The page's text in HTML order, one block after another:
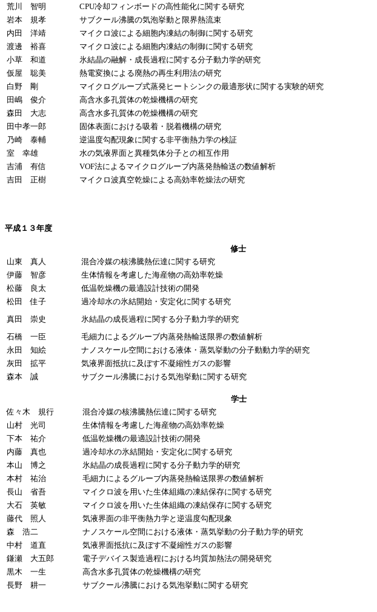
荒川 智明
CPU冷却フィンボードの高性能化に関する研究
岩本 規孝
サブクール沸騰の気泡挙動と限界熱流束
内田 洋靖
マイクロ波による細胞内凍結の制御に関する研究
渡邊 裕喜
マイクロ波による細胞内凍結の制御に関する研究
小草 和道
氷結晶の融解・成長過程に関する分子動力学的研究
仮屋 聡美
熱電変換による廃熱の再生利用法の研究
白野 剛
マイクログルーブ式蒸発ヒートシンクの最適形状に関する実験的研究
田嶋 俊介
高含水多孔質体の乾燥機構の研究
森田 大志
高含水多孔質体の乾燥機構の研究
田中孝一郎
固体表面における吸着・脱着機構の研究
乃崎 泰輔
逆温度勾配現象に関する非平衡熱力学の検証
室 幸雄
水の気液界面と異種気体分子との相互作用
吉浦 有信
VOF法によるマイクログルーブ内蒸発熱輸送の数値解析
吉田 正樹
マイクロ波真空乾燥による高効率乾燥法の研究
平成１３年度
修士
山東 真人
混合冷媒の核沸騰熱伝達に関する研究
伊藤 智彦
生体情報を考慮した海産物の高効率乾燥
松藤 良太
低温乾燥機の最適設計技術の開発
松田 佳子
過冷却水の氷結開始・安定化に関する研究
真田 崇史
氷結晶の成長過程に関する分子動力学的研究
石橋 一臣
毛細力によるグルーブ内蒸発熱輸送限界の数値解析
永田 知絵
ナノスケール空間における液体・蒸気挙動の分子動動力学的研究
灰田 拡平
気液界面抵抗に及ぼす不凝縮性ガスの影響
森本 誠
サブクール沸騰における気泡挙動に関する研究
学士
佐々木 規行
混合冷媒の核沸騰熱伝達に関する研究
山村 光司
生体情報を考慮した海産物の高効率乾燥
下本 祐介
低温乾燥機の最適設計技術の開発
内藤 真也
過冷却水の氷結開始・安定化に関する研究
本山 博之
氷結晶の成長過程に関する分子動力学的研究
本村 祐治
毛細力によるグルーブ内蒸発熱輸送限界の数値解析
長山 省吾
マイクロ波を用いた生体組織の凍結保存に関する研究
大石 英敏
マイクロ波を用いた生体組織の凍結保存に関する研究
藤代 照人
気液界面の非平衡熱力学と逆温度勾配現象
森 浩二
ナノスケール空間における液体・蒸気挙動の分子動力学的研究
中村 道直
気液界面抵抗に及ぼす不凝縮性ガスの影響
鎌瀬 大五郎
電子デバイス製造過程における均質加熱法の開発研究
黒木 一生
高含水多孔質体の乾燥機構の研究
長野 耕一
サブクール沸騰における気泡挙動に関する研究